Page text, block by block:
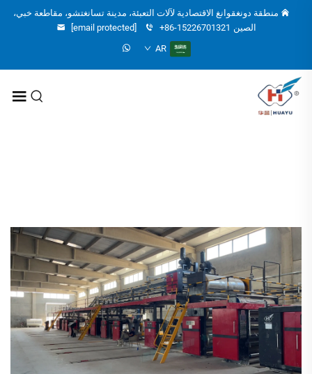
منطقة دونغقوانغ الاقتصادية لآلات التعبئة، مدينة تسانغتشو، مقاطعة خبي،
الصين +86-15226701321
[email protected]
AR